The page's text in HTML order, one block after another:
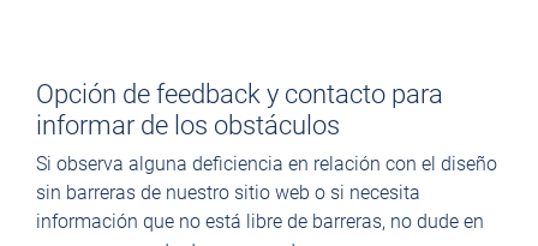
Opción de feedback y contacto para
informar de los obstáculos
Si observa alguna deficiencia en relación con el diseño
sin barreras de nuestro sitio web o si necesita
información que no está libre de barreras, no dude en